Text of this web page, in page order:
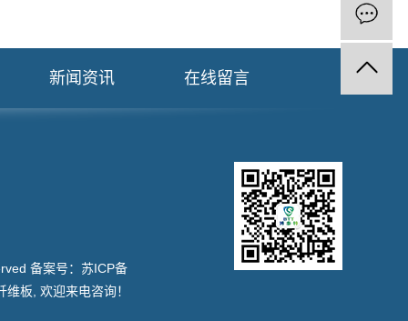
新闻资讯 在线留言
备案号： 苏ICP备
维板 , 欢迎来电咨询！